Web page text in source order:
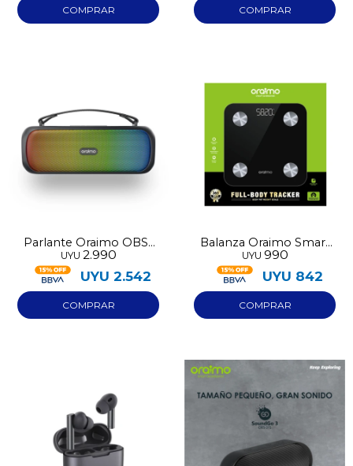
Parlante Oraimo OBS-
75D
UYU 2.990
UYU 2.542
Balanza Oraimo Smart
OPC-SC20
UYU 990
UYU 842